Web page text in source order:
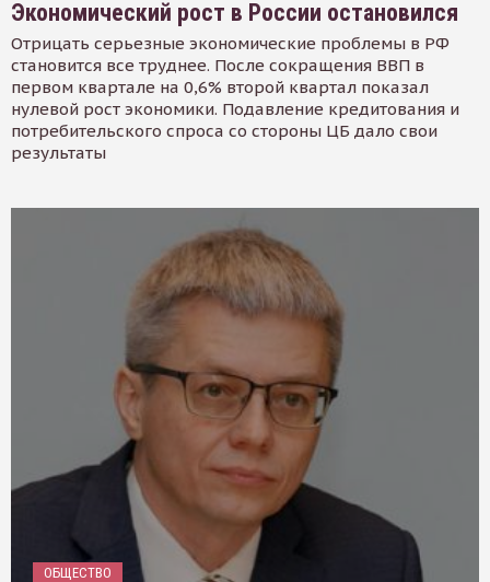
Экономический рост в России остановился
Отрицать серьезные экономические проблемы в РФ
становится все труднее. После сокращения ВВП в
первом квартале на 0,6% второй квартал показал
нулевой рост экономики. Подавление кредитования и
потребительского спроса со стороны ЦБ дало свои
результаты
ОБЩЕСТВО